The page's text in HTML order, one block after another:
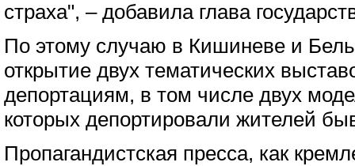
страха", – добавила глава
По этому случаю в Кишиневе и
открытие двух тематических
депортациям, в том числе двух
которых депортировали жителей
Пропагандистская пресса, как